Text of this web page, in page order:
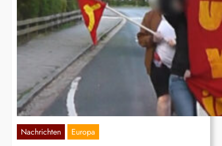
Nachrichten Europa